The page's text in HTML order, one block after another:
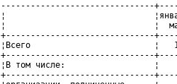
-------------------------------
¦                              ¦январь -
¦                              ¦  март  ¦
+------------------------------
¦Всего                         ¦
+------------------------------
¦В том числе:
+------------------------------